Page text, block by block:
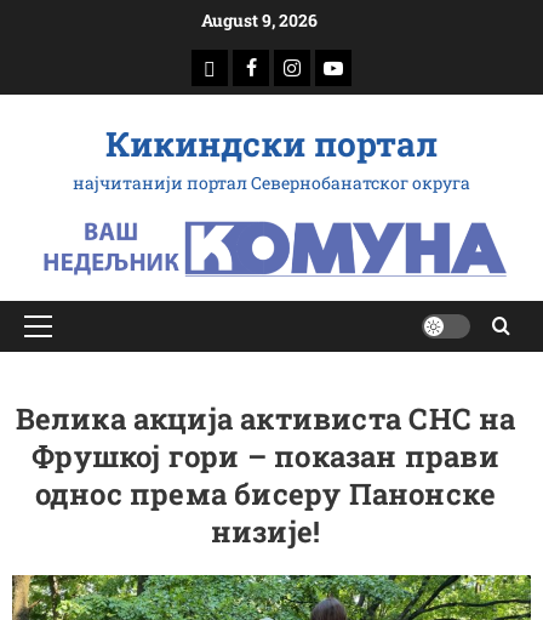
August 9, 2026
доwнлоад
Фацебоок
Инстаграм
Yоутубе
Кикиндски портал
најчитанији портал Севернобанатског округа
Примарy
Велика акција активиста СНС на
Фрушкој гори – показан прави
однос према бисеру Панонске
низије!